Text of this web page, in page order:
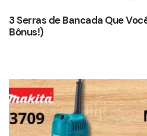
3 Serras de Bancada Que
Bônus!)